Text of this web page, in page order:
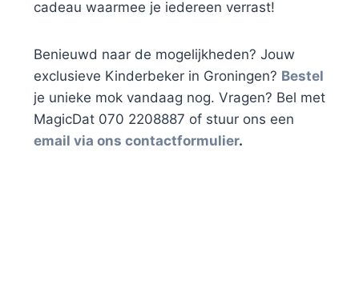
cadeau waarmee je iedereen verrast!
Benieuwd naar de mogelijkheden? Jouw
exclusieve Kinderbeker in Groningen? Bestel
je unieke mok vandaag nog. Vragen? Bel met
MagicDat 070 2208887 of stuur ons een
email via ons contactformulier.